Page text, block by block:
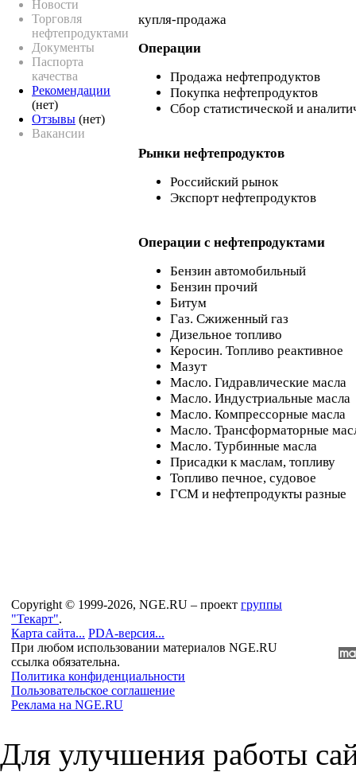
Новости
Торговля
нефтепродуктами
Документы
Паспорта
качества
Рекомендации
(нет)
Отзывы (нет)
Вакансии
купля-продажа
Операции
Продажа нефтепродуктов
Покупка нефтепродуктов
Сбор статистической и
Рынки нефтепродуктов
Российский рынок
Экспорт нефтепродуктов
Операции c нефтепродуктами
Бензин автомобильный
Бензин прочий
Битум
Газ. Сжиженный газ
Дизельное топливо
Керосин. Топливо реактивное
Мазут
Масло. Гидравлические масла
Масло. Индустриальные масла
Масло. Компрессорные масла
Масло. Трансформаторные
Масло. Турбинные масла
Присадки к маслам, топливу
Топливо печное, судовое
ГСМ и нефтепродукты разные
Copyright © 1999-2026, NGE.RU – проект группы
"Текарт".
Карта сайта... PDA-версия...
При любом использовании материалов NGE.RU
ссылка обязательна.
Политика конфиденциальности
Пользовательское соглашение
Реклама на NGE.RU
Для улучшения работы